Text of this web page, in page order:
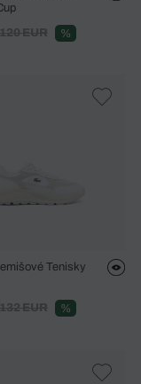
120 EUR %
Tenisky
132 EUR %